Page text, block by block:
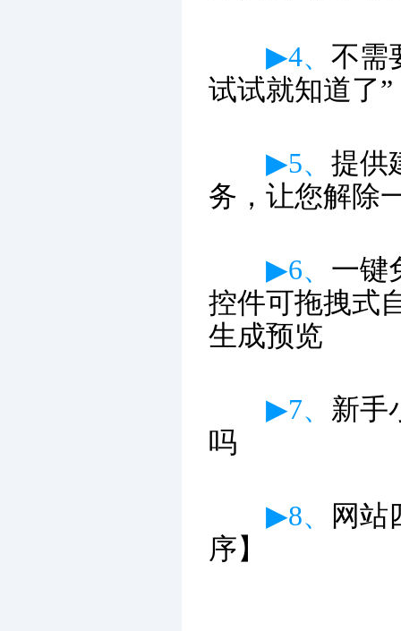
▶4、 不需
试试就知道了
▶5、 提供
务，让您解除
▶6、 一键
控件可拖拽式
生成预览
▶7、 新手
吗
▶8、
网站
序】